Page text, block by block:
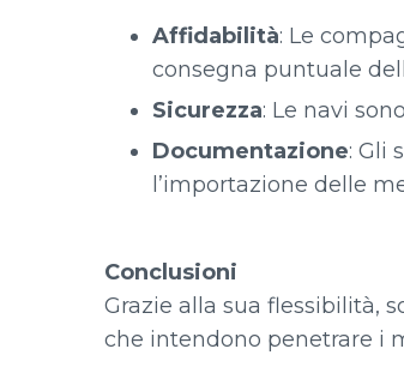
Affidabilità: Le
consegna puntuale
Sicurezza: Le navi
Documentazione: Gli
l’importazione delle
Conclusioni
Grazie alla sua flessibilità,
che intendono penetrare i